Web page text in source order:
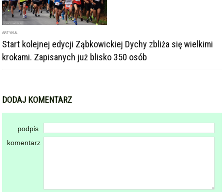
ARTYKUŁ
Start kolejnej edycji Ząbkowickiej Dychy zbliża się wielkimi
krokami. Zapisanych już blisko 350 osób
DODAJ KOMENTARZ
podpis
komentarz